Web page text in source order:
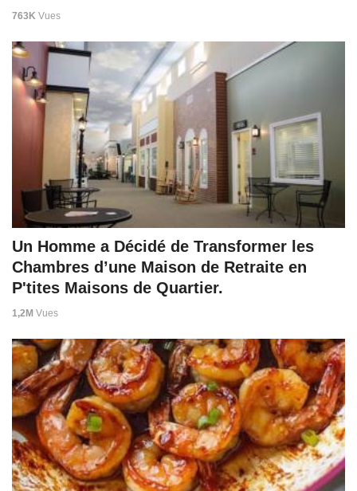
763K Vues
Un Homme a Décidé de Transformer les
Chambres d’une Maison de Retraite en
P'tites Maisons de Quartier.
1,2M Vues